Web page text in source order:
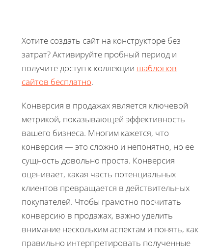
Хотите создать сайт на конструкторе без
затрат? Активируйте пробный период и
получите доступ к коллекции шаблонов
сайтов бесплатно.
Конверсия в продажах является ключевой
метрикой, показывающей эффективность
вашего бизнеса. Многим кажется, что
конверсия — это сложно и непонятно, но ее
сущность довольно проста. Конверсия
оценивает, какая часть потенциальных
клиентов превращается в действительных
покупателей. Чтобы грамотно посчитать
конверсию в продажах, важно уделить
внимание нескольким аспектам и понять, как
правильно интерпретировать полученные